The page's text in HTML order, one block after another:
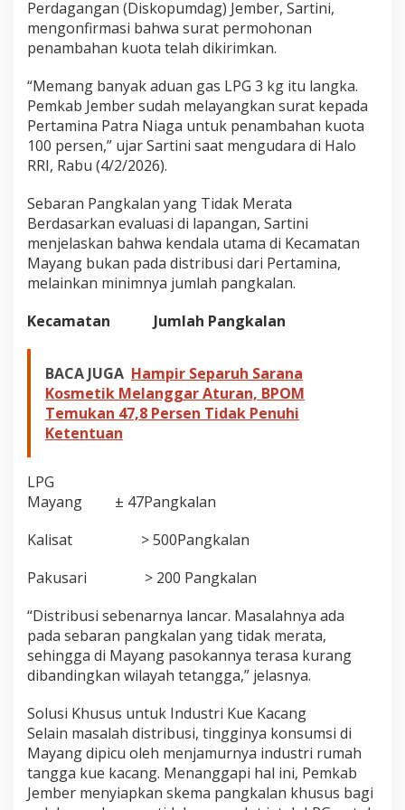
3
K
g
n
g
g
a
1
0
P
e
r
s
e
n
Perdagangan (Diskopumdag) Jember, Sartini,
mengonfirmasi bahwa surat permohonan
penambahan kuota telah dikirimkan.
“Memang banyak aduan gas LPG 3 kg itu langka.
Pemkab Jember sudah melayangkan surat kepada
Pertamina Patra Niaga untuk penambahan kuota
100 persen,” ujar Sartini saat mengudara di Halo
RRI, Rabu (4/2/2026).
Sebaran Pangkalan yang Tidak Merata
Berdasarkan evaluasi di lapangan, Sartini
menjelaskan bahwa kendala utama di Kecamatan
Mayang bukan pada distribusi dari Pertamina,
melainkan minimnya jumlah pangkalan.
Kecamatan Jumlah Pangkalan
BACA JUGA Hampir Separuh Sarana
Kosmetik Melanggar Aturan, BPOM
Temukan 47,8 Persen Tidak Penuhi
Ketentuan
LPG
Mayang ± 47Pangkalan
Kalisat > 500Pangkalan
Pakusari > 200 Pangkalan
“Distribusi sebenarnya lancar. Masalahnya ada
pada sebaran pangkalan yang tidak merata,
sehingga di Mayang pasokannya terasa kurang
dibandingkan wilayah tetangga,” jelasnya.
Solusi Khusus untuk Industri Kue Kacang
Selain masalah distribusi, tingginya konsumsi di
Mayang dipicu oleh menjamurnya industri rumah
tangga kue kacang. Menanggapi hal ini, Pemkab
Jember menyiapkan skema pangkalan khusus bagi